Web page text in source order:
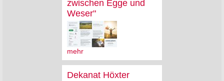
zwischen Egge und
Weser"
mehr
Dekanat Höxter